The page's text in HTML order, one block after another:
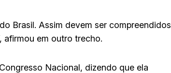
Brasil. Assim devem ser
afirmou em outro trecho.
Nacional, dizendo que ela